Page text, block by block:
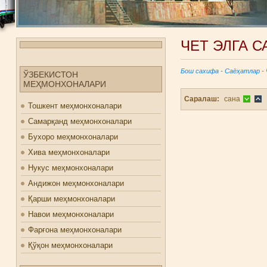
ЎЗБЕКИСТОН
МЕҲМОНХОНАЛАРИ
Тошкент меҳмонхоналари
Самарқанд меҳмонхоналари
Бухоро меҳмонхоналари
Хива меҳмонхоналари
Нукус меҳмонхоналари
Андижон меҳмонхоналари
Қарши меҳмонхоналари
Навои меҳмонхоналари
Фарғона меҳмонхоналари
Қўқон меҳмонхоналари
ЧЕТ ЭЛГА
Бош сахифа - Саёҳатлар -
Саралаш: сана